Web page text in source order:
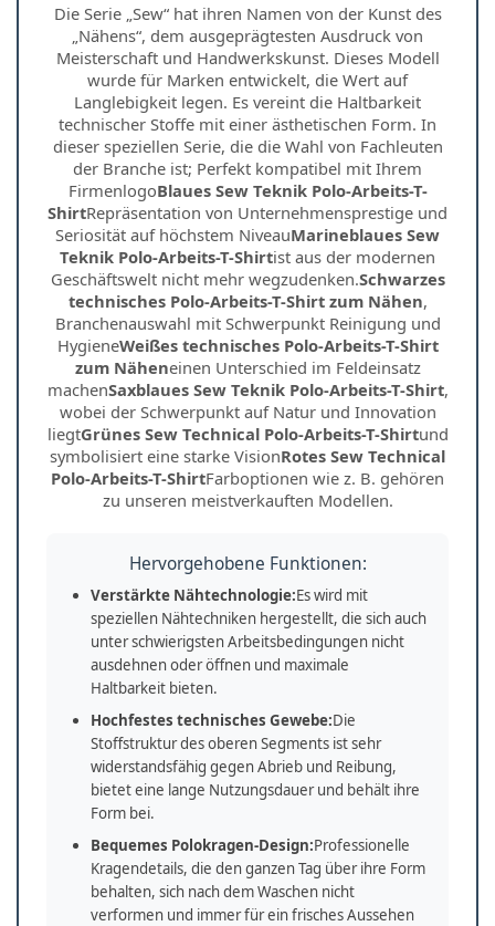
Die Serie „Sew“ hat ihren Namen von der Kunst des
„Nähens“, dem ausgeprägtesten Ausdruck von
Meisterschaft und Handwerkskunst. Dieses Modell
wurde für Marken entwickelt, die Wert auf
Langlebigkeit legen. Es vereint die Haltbarkeit
technischer Stoffe mit einer ästhetischen Form. In
dieser speziellen Serie, die die Wahl von Fachleuten
der Branche ist; Perfekt kompatibel mit Ihrem
FirmenlogoBlaues Sew Teknik Polo-Arbeits-T-
ShirtRepräsentation von Unternehmensprestige und
Seriosität auf höchstem NiveauMarineblaues Sew
Teknik Polo-Arbeits-T-Shirtist aus der modernen
Geschäftswelt nicht mehr wegzudenken.Schwarzes
technisches Polo-Arbeits-T-Shirt zum Nähen,
Branchenauswahl mit Schwerpunkt Reinigung und
HygieneWeißes technisches Polo-Arbeits-T-Shirt
zum Näheneinen Unterschied im Feldeinsatz
machenSaxblaues Sew Teknik Polo-Arbeits-T-Shirt,
wobei der Schwerpunkt auf Natur und Innovation
liegtGrünes Sew Technical Polo-Arbeits-T-Shirtund
symbolisiert eine starke VisionRotes Sew Technical
Polo-Arbeits-T-ShirtFarboptionen wie z. B. gehören
zu unseren meistverkauften Modellen.
Hervorgehobene Funktionen:
Verstärkte Nähtechnologie:Es wird mit
speziellen Nähtechniken hergestellt, die sich auch
unter schwierigsten Arbeitsbedingungen nicht
ausdehnen oder öffnen und maximale
Haltbarkeit bieten.
Hochfestes technisches Gewebe:Die
Stoffstruktur des oberen Segments ist sehr
widerstandsfähig gegen Abrieb und Reibung,
bietet eine lange Nutzungsdauer und behält ihre
Form bei.
Bequemes Polokragen-Design:Professionelle
Kragendetails, die den ganzen Tag über ihre Form
behalten, sich nach dem Waschen nicht
verformen und immer für ein frisches Aussehen